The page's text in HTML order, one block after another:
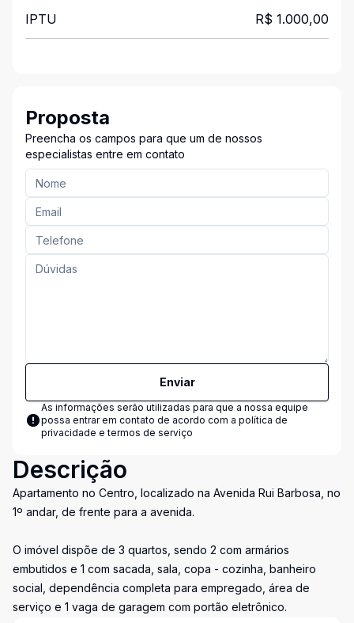
IPTU R$ 1.000,00
Proposta
Preencha os campos para que um de nossos
especialistas entre em contato
Enviar
As informações serão utilizadas para que a nossa equipe
possa entrar em contato de acordo com a política de
privacidade e termos de serviço
Descrição
Apartamento no Centro, localizado na Avenida Rui Barbosa, no
1º andar, de frente para a avenida.
O imóvel dispõe de 3 quartos, sendo 2 com armários
embutidos e 1 com sacada, sala, copa - cozinha, banheiro
social, dependência completa para empregado, área de
serviço e 1 vaga de garagem com portão eletrônico.